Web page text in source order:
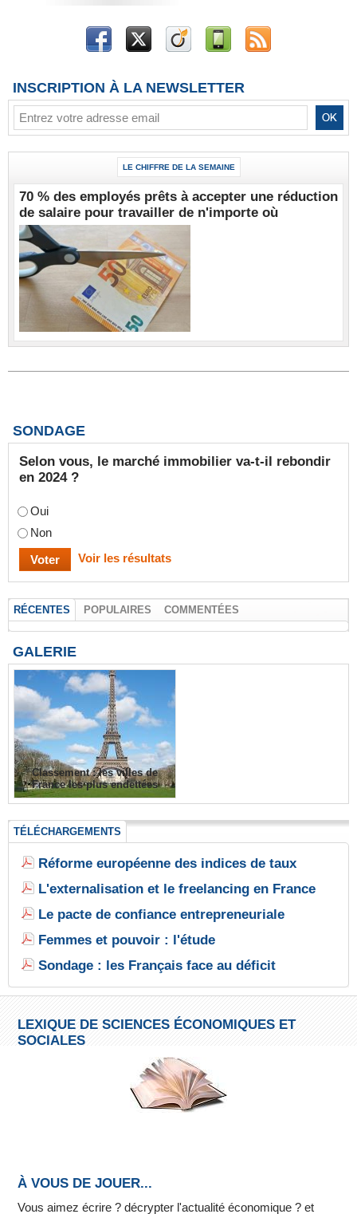
INSCRIPTION À LA NEWSLETTER
LE CHIFFRE DE LA SEMAINE
70 % des employés prêts à accepter une réduction
de salaire pour travailler de n'importe où
SONDAGE
Selon vous, le marché immobilier va-t-il rebondir
en 2024 ?
Oui
Non
Voir les résultats
RÉCENTES POPULAIRES COMMENTÉES
GALERIE
Classement : les villes de
France les plus endettées
TÉLÉCHARGEMENTS
Réforme européenne des indices de taux
L'externalisation et le freelancing en France
Le pacte de confiance entrepreneuriale
Femmes et pouvoir : l'étude
Sondage : les Français face au déficit
LEXIQUE DE SCIENCES ÉCONOMIQUES ET
SOCIALES
À VOUS DE JOUER...
Vous aimez écrire ? décrypter l'actualité économique ? et